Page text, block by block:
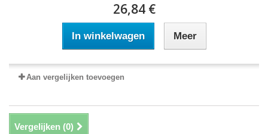
26,84 €
In winkelwagen Meer
Aan vergelijken toevoegen
Vergelijken (0)